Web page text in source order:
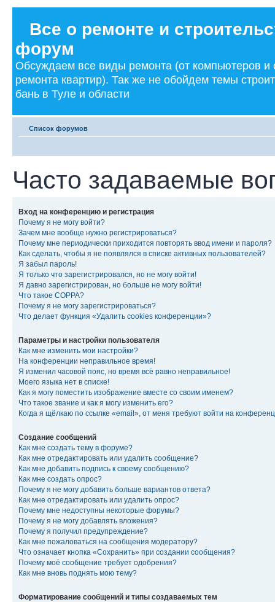
Все о ремонте и
форум
Обсуждаем все виды ремонта (от компьютеров
ремонта квартир). Так же не обойдем темы
бань в Туле и области
Список форумов
Часто задаваемые
Вход на конференцию и регистрация
Почему я не могу войти?
Зачем мне вообще нужно регистрироваться?
Почему мне периодически приходится повторять ввод имени и пароля?
Как сделать, чтобы я не появлялся в списке активных пользователей?
Я забыл пароль!
Я только что зарегистрировался, но не могу войти!
Я давно зарегистрирован, но больше не могу войти!
Что такое COPPA?
Почему я не могу зарегистрироваться?
Что делает функция «Удалить cookies конференции»?
Параметры и настройки пользователя
Как мне изменить мои настройки?
На конференции неправильное время!
Я изменил часовой пояс, но время всё равно неправильное!
Моего языка нет в списке!
Как я могу поместить изображение вместе со своим именем?
Что такое звание и как я могу изменить его?
Когда я щёлкаю по ссылке «email», от меня требуют войти на
Создание сообщений
Как мне создать тему в форуме?
Как мне отредактировать или удалить сообщение?
Как мне добавить подпись к своему сообщению?
Как мне создать опрос?
Почему я не могу добавить больше вариантов ответа?
Как мне отредактировать или удалить опрос?
Почему мне недоступны некоторые форумы?
Почему я не могу добавлять вложения?
Почему я получил предупреждение?
Как мне пожаловаться на сообщения модератору?
Что означает кнопка «Сохранить» при создании сообщения?
Почему моё сообщение требует одобрения?
Как мне вновь поднять мою тему?
Форматирование сообщений и типы создаваемых тем